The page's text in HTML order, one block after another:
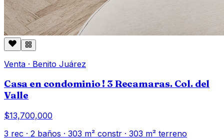
Venta · Benito Juárez
Casa en condominio ! 3 Recamaras. Col. del
Valle
$13,700,000
3 rec · 2 baños · 303 m² constr · 303 m² terreno